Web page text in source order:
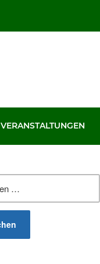
VERANSTALTUNGEN